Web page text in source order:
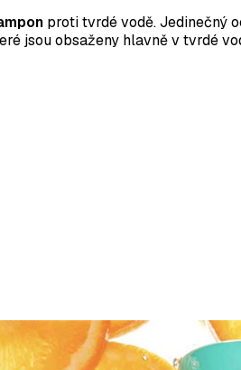
proti tvrdé vodě. Jedinečný
jsou obsaženy hlavně v tvrdé